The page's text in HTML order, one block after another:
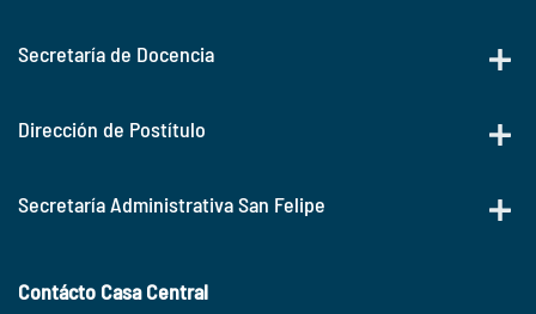
Secretaría de Docencia
Dirección de Postítulo
Secretaría Administrativa San Felipe
Contácto Casa Central